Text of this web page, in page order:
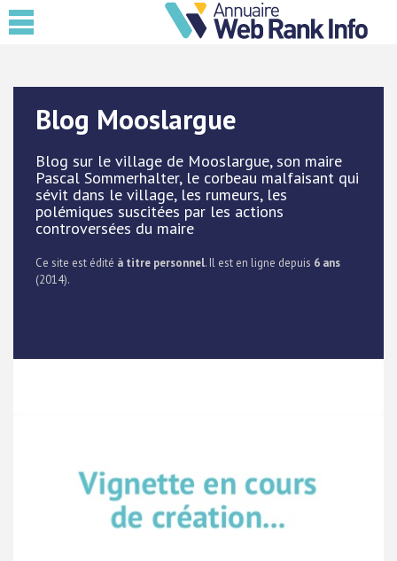
Blog Mooslargue
Blog sur le village de Mooslargue, son maire
Pascal Sommerhalter, le corbeau malfaisant qui
sévit dans le village, les rumeurs, les
polémiques suscitées par les actions
controversées du maire
Ce site est édité à titre personnel. Il est en ligne depuis 6 ans
(2014).